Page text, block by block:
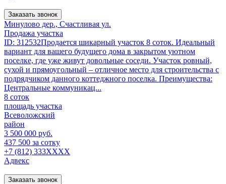
Заказать звонок
Минулово дер., Счастливая ул.
Продажа участка
ID: 312532Продается шикарный участок 8 соток. Идеальный
вариант для вашего будущего дома в закрытом уютном
поселке, где уже живут довольные соседи. Участок ровный,
сухой и прямоугольный – отличное место для строительства с
подрядчиком данного коттеджного поселка. Преимущества:
Центральные коммуникац...
8 соток
площадь участка
Всеволожский
район
3 500 000 руб.
437 500 за сотку
+7 (812) 333XXXX
Адвекс
Заказать звонок